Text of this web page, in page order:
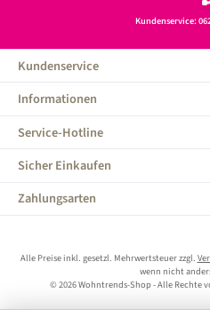
Kundenservice:
Kundenservice
Informationen
Service-Hotline
Sicher Einkaufen
Zahlungsarten
Alle Preise inkl. gesetzl. Mehrwertsteuer zzgl.
wenn nicht
© 2026 Wohntrends-Shop - Alle Rechte